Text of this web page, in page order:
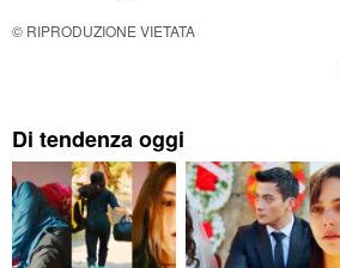
© RIPRODUZIONE VIETATA
Di tendenza oggi